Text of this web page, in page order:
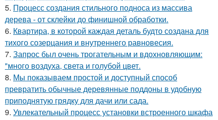
5. Процесс создания стильного подноса из массива
дерева - от склейки до финишной обработки.
6. Квартира, в которой каждая деталь будто создана для
тихого созерцания и внутреннего равновесия.
7. Запрос был очень трогательным и вдохновляющим:
"много воздуха, света и голубой цвет.
8. Мы показываем простой и доступный способ
превратить обычные деревянные поддоны в удобную
приподнятую грядку для дачи или сада.
9. Увлекательный процесс установки встроенного шкафа